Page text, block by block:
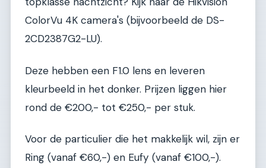
ColorVu 4K camera's (bijvoorbeeld de DS-
2CD2387G2-LU).
Deze hebben een F1.0 lens en leveren
kleurbeeld in het donker. Prijzen liggen hier
rond de €200,- tot €250,- per stuk.
Voor de particulier die het makkelijk wil, zijn er
Ring (vanaf €60,-) en Eufy (vanaf €100,-).